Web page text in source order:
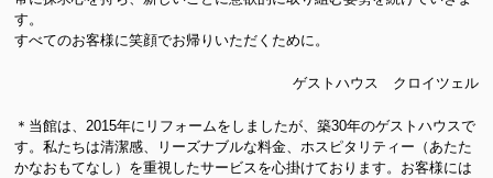
す。
すべてのお客様に笑顔でお帰りいただくために。
ゲストハウス クロイツェル
＊当館は、2015年にリフォームをしましたが、築30年のゲストハウスで
す。私たちは清潔感、リーズナブルな料金、ホスピタリティー（あたた
かなおもてなし）を重視したサービスを心掛けております。お客様には